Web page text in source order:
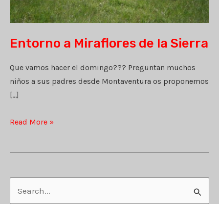
Entorno a Miraflores de la Sierra
Que vamos hacer el domingo??? Preguntan muchos
niños a sus padres desde Montaventura os proponemos
[…]
Entorno
la
Sierra
Read More »